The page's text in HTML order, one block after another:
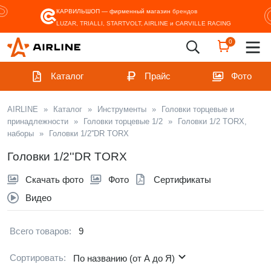
КАРВИЛЬШОП — фирменный магазин брендов
LUZAR, TRIALLI, STARTVOLT, AIRLINE и CARVILLE RACING
0
Каталог Прайс Фото
AIRLINE » Каталог » Инструменты »
Головки торцевые и
принадлежности » Головки торцевые 1/2 »
Головки 1/2 TORX,
наборы » Головки 1/2''DR TORX
Головки 1/2''DR TORX
Скачать фото Фото
Сертификаты
Видео
Всего товаров: 9
Сортировать: По названию (от А до Я)